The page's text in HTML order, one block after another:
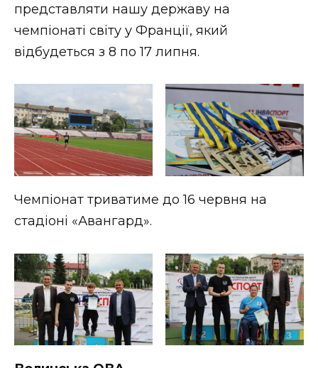
представляти нашу державу на
чемпіонаті світу у Франції, який
відбудеться з 8 по 17 липня.
Чемпіонат триватиме до 16 червня на
стадіоні «Авангард».